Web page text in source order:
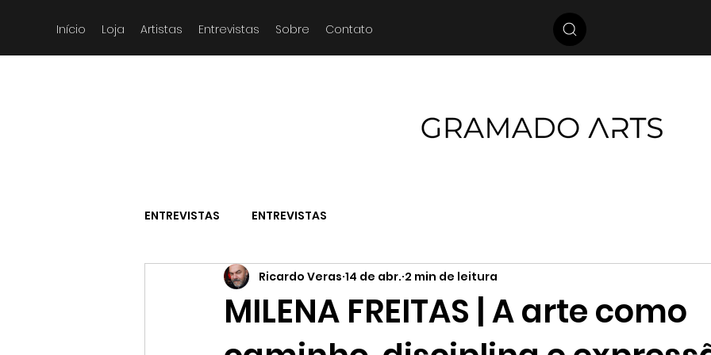
Início Loja Artistas Entrevistas Sobre Contato
ENTREVISTAS ENTREVISTAS
MILENA FREITAS | A arte como
Ricardo Veras 14 de abr. 2 min de leitura